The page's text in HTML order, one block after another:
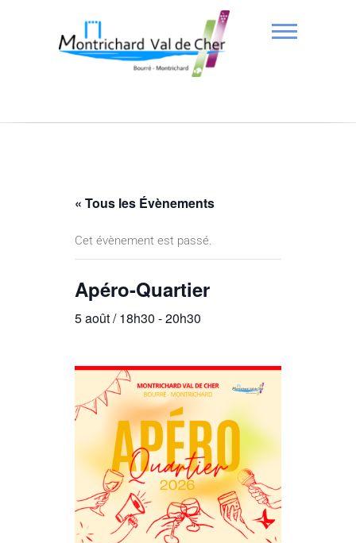
« Tous les Évènements
Cet évènement est passé.
Apéro-Quartier
5 août / 18h30 -20h30